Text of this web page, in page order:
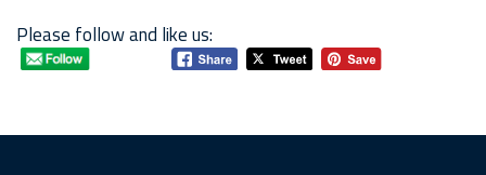
Please follow and like us: